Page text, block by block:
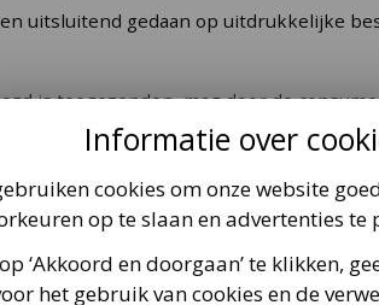
uitsluitend gedaan op uitdrukkelijke
is toegezonden, mag door de
tenzij de verzending de consument
van de overeenkomst
tot koop en verkoop komt tot stand op
passende technische en
Informatie over
cookies om onze website
op te slaan en advertenties te
‘Akkoord en doorgaan’ te klikken,
het gebruik van cookies en de